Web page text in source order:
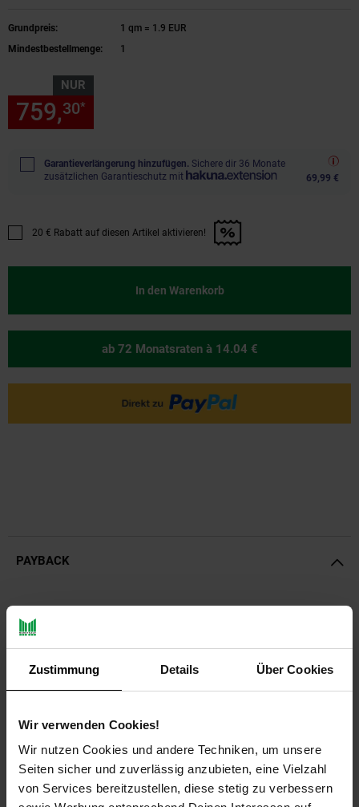
Zustimmung Details Über Cookies
Wir verwenden Cookies!
Wir nutzen Cookies und andere Techniken, um unsere
Seiten sicher und zuverlässig anzubieten, eine Vielzahl
von Services bereitzustellen, diese stetig zu verbessern
Grundpreis:
1 qm = 1.9 EUR
Mindestbestellmenge:
1
NUR
759,30*
Garantieverlängerung hinzufügen. Sichere dir 36 Monate
zusätzlichen Garantieschutz mit
69,99 €
Promotion "20 € Rabatt auf diesen Artikel aktivieren!" anwenden
20 € Rabatt auf diesen Artikel aktivieren!
In den Warenkorb
ab 72 Monatsraten à 14.04 €
PAYBACK
Produktbeschreibung
robustes, engmaschiges HDPE Gewebe. Es verhindert
wirkungsvoll und dauerhaft ein durchgraben ihrer Rasenflächen
durch Maulwürfe.